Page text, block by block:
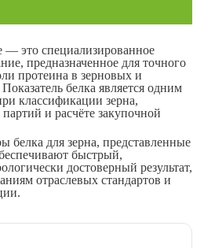
— это специализированное
предназначенное для точного
протеина в зерновых и
белка является одним
классификации зерна,
и расчёте закупочной
белка для зерна, представленные
быстрый,
достоверный результат,
отраслевых стандартов и